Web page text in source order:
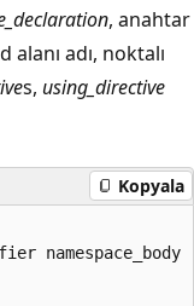
, anahtar
alanı adı, noktalı
s, using_directive
Kopyala
namespace_body